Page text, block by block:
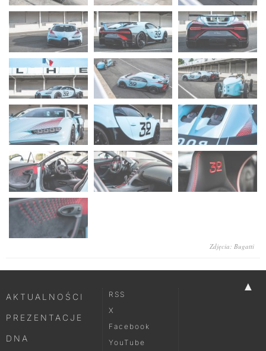
Zdjęcia: Bugatti
▲
AKTUALNOŚCI
PREZENTACJE
DNA
RSS
X
Facebook
YouTube